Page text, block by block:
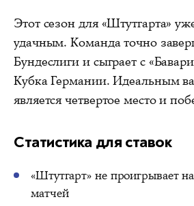
Этот сезон для «Штутгарта»
удачным. Команда точно
Бундеслиги и сыграет с
Кубка Германии. Идеальным
является четвертое место и
Статистика для ставок
«Штутгарт» не проигрывает
матчей